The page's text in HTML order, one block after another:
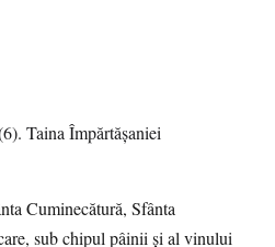
Cuminecătură, Sfânta
sub chipul pâinii şi al vinului